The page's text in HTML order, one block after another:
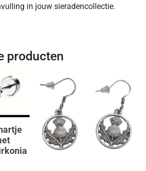
in jouw sieradencollectie.
producten